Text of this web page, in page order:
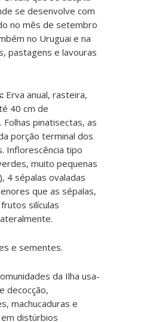
se desenvolve com
no mês de setembro
no Uruguai e na
pastagens e lavouras
Erva anual, rasteira,
40 cm de
pinatisectas, as
porção terminal dos
Inflorescência tipo
muito pequenas
4 sépalas ovaladas
que as sépalas,
silículas
e sementes.
da Ilha usa-
decocção,
machucaduras e
distúrbios